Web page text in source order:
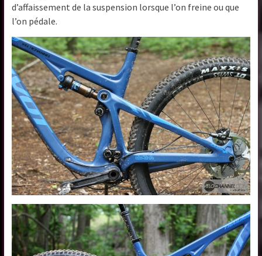
d’affaissement de la suspension lorsque l’on freine ou que
l’on pédale.